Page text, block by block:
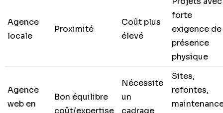
Agence
locale
Proximité
Coût plus
élevé
forte
exigence de
présence
physique
Agence
web en
Bon équilibre
coût/expertise
Nécessite
un
cadrage
Sites,
refontes,